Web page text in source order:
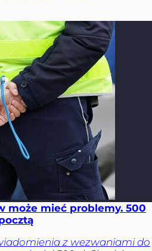
może mieć problemy. 500
z wezwaniami do